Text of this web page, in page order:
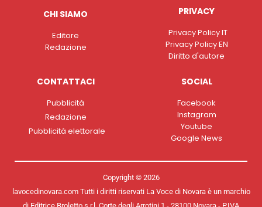
CHI SIAMO
Editore
Redazione
PRIVACY
Privacy Policy IT
Privacy Policy EN
Diritto d'autore
CONTATTACI
Pubblicità
Redazione
Pubblicità elettorale
SOCIAL
Facebook
Instagram
Youtube
Google News
Copyright © 2026
lavocedinovara.com Tutti i diritti riservati La Voce di Novara è un marchio